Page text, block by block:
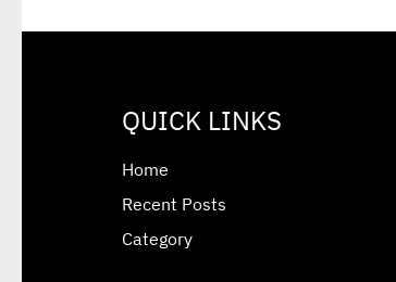
QUICK LINKS
Home
Recent Posts
Category